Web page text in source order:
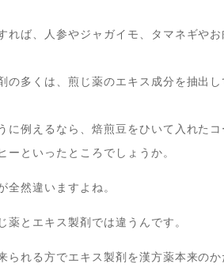
れば、人参やジャガイモ、タマネギやお
の多くは、煎じ薬のエキス成分を抽出し
に例えるなら、焙煎豆をひいて入れた
ーといったところでしょうか。
全然違いますよね。
薬とエキス製剤では違うんです。
られる方でエキス製剤を漢方薬本来の